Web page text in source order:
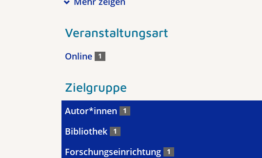
Veranstaltungsart
Online 1
Zielgruppe
Autor*innen 1
Bibliothek 1
Forschungseinrichtung 1